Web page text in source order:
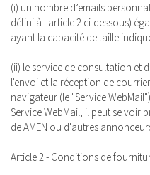
(i) un nombre d’emails
défini à l'article 2 ci-dessous)
ayant la capacité de taille
(ii) le service de consultation et
l'envoi et la réception de
navigateur (le "Service
Service WebMail, il peut se voir
de AMEN ou d'autres
Article 2 - Conditions de